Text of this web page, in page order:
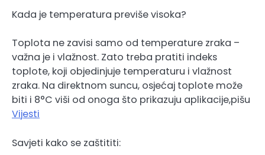
Kada je temperatura previše visoka?
Toplota ne zavisi samo od temperature zraka –
važna je i vlažnost. Zato treba pratiti indeks
toplote, koji objedinjuje temperaturu i vlažnost
zraka. Na direktnom suncu, osjećaj toplote može
biti i 8°C viši od onoga što prikazuju aplikacije,pišu
Vijesti
Savjeti kako se zaštititi: